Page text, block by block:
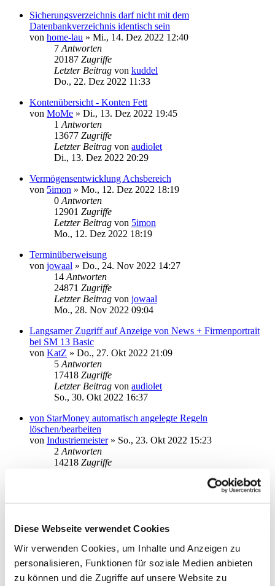
Diese Webseite verwendet Cookies
Wir verwenden Cookies, um Inhalte und Anzeigen zu
personalisieren, Funktionen für soziale Medien anbieten
zu können und die Zugriffe auf unsere Website zu
Sicherungsverzeichnis darf nicht mit dem
Datenbankverzeichnis identisch sein
von home-lau » Mi., 14. Dez 2022 12:40
7 Antworten
20187 Zugriffe
Letzter Beitrag von kuddel
Do., 22. Dez 2022 11:33
Kontenübersicht - Konten Fett
von MoMe » Di., 13. Dez 2022 19:45
1 Antworten
13677 Zugriffe
Letzter Beitrag von audiolet
Di., 13. Dez 2022 20:29
Vermögensentwicklung Achsbereich
von 5imon » Mo., 12. Dez 2022 18:19
0 Antworten
12901 Zugriffe
Letzter Beitrag von 5imon
Mo., 12. Dez 2022 18:19
Terminüberweisung
von jowaal » Do., 24. Nov 2022 14:27
14 Antworten
24871 Zugriffe
Letzter Beitrag von jowaal
Mo., 28. Nov 2022 09:04
Langsamer Zugriff auf Anzeige von News + Firmenportrait
bei SM 13 Basic
von KatZ » Do., 27. Okt 2022 21:09
5 Antworten
17418 Zugriffe
Letzter Beitrag von audiolet
So., 30. Okt 2022 16:37
von StarMoney automatisch angelegte Regeln
löschen/bearbeiten
von Industriemeister» So., 23. Okt 2022 15:23
2 Antworten
14218 Zugriffe
Vorhandene Regeln werden nicht immer angewendet
1Antworten
Letzter BeitragvonTollimolli2
Mo., 10. Okt 2022 13:01
Unterkonten weg seit 12B->13B ?